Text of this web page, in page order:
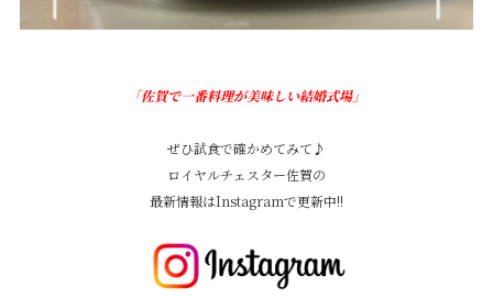
「佐賀で一番料理が美味しい結婚式場」
ぜひ試食で確かめてみて♪
ロイヤルチェスター佐賀の
最新情報はInstagramで更新中!!